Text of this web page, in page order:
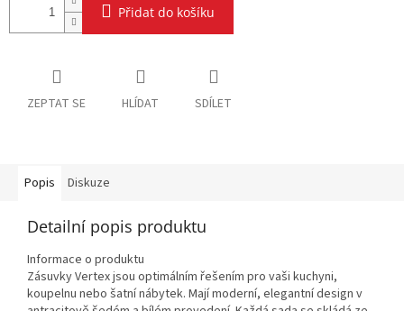
Přidat do košíku
ZEPTAT SE HLÍDAT SDÍLET
Popis Diskuze
Detailní popis produktu
Informace o produktu
Zásuvky Vertex jsou optimálním řešením pro vaši kuchyni,
koupelnu nebo šatní nábytek. Mají moderní, elegantní design v